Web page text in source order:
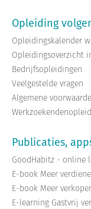
Opleiding
Opleidingskalender
Opleidingsoverzicht
Bedrijfsopleidingen
Veelgestelde vragen
Algemene
Publicaties,
GoodHabitz - online
E-book Meer
E-book Meer
E-learning Gastvrij